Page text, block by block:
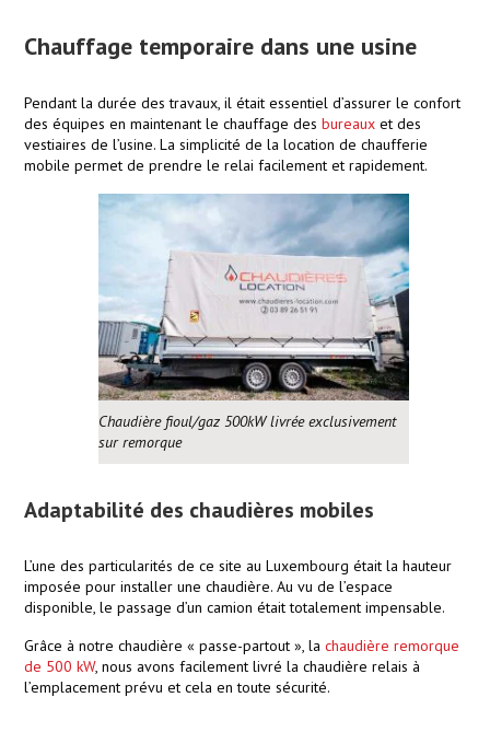
Chauffage temporaire dans une usine
Pendant la durée des travaux, il était essentiel d’assurer le confort
des équipes en maintenant le chauffage des bureaux et des
vestiaires de l’usine. La simplicité de la location de chaufferie
mobile permet de prendre le relai facilement et rapidement.
Chaudière fioul/gaz 500kW livrée exclusivement
sur remorque
Adaptabilité des chaudières mobiles
L’une des particularités de ce site au Luxembourg était la hauteur
imposée pour installer une chaudière. Au vu de l’espace
disponible, le passage d’un camion était totalement impensable.
Grâce à notre chaudière « passe-partout », la chaudière remorque
de 500 kW, nous avons facilement livré la chaudière relais à
l’emplacement prévu et cela en toute sécurité.